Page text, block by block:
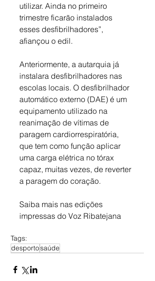
utilizar. Ainda no primeiro
trimestre ficarão instalados
esses desfibrilhadores”,
afiançou o edil.
Anteriormente, a autarquia já
instalara desfibrilhadores nas
escolas locais. O desfibrilhador
automático externo (DAE) é um
equipamento utilizado na
reanimação de vítimas de
paragem cardiorrespiratória,
que tem como função aplicar
uma carga elétrica no tórax
capaz, muitas vezes, de reverter
a paragem do coração.
Saiba mais nas edições
impressas do Voz Ribatejana
Tags:
desportosaúde